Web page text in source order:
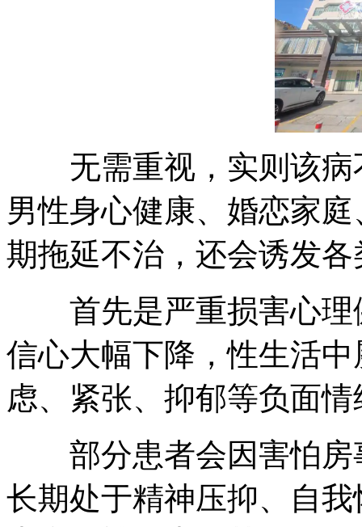
无需重视，实则该病
男性身心健康、婚恋家
期拖延不治，还会诱发
首先是严重损害心理
信心大幅下降，性生活
虑、紧张、抑郁等负面
部分患者会因害怕房
长期处于精神压抑、自